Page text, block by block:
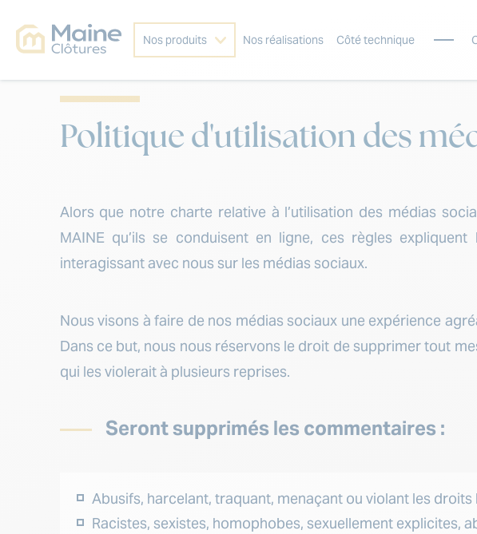
Nos produits Nos réalisations Côté technique
Politique d'utilisation des
Alors que notre charte relative à l’utilisation des médias
MAINE qu’ils se conduisent en ligne, ces règles
interagissant avec nous sur les médias sociaux.
Nous visons à faire de nos médias sociaux une expérience
Dans ce but, nous nous réservons le droit de supprimer tout
qui les violerait à plusieurs reprises.
Seront supprimés les commentaires :
Abusifs, harcelant, traquant, menaçant ou violant les droits
Racistes, sexistes, homophobes, sexuellement explicites,